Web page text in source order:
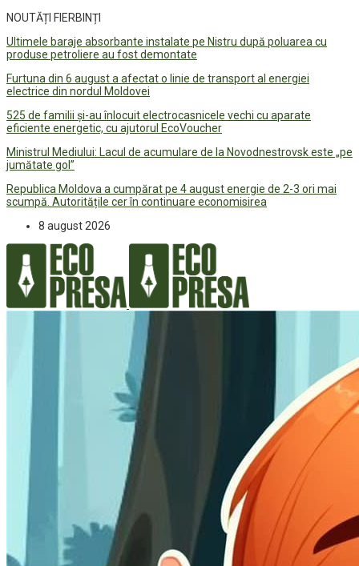
NOUTĂȚI FIERBINȚI
Ultimele baraje absorbante instalate pe Nistru după poluarea cu
produse petroliere au fost demontate
Furtuna din 6 august a afectat o linie de transport al energiei
electrice din nordul Moldovei
525 de familii și-au înlocuit electrocasnicele vechi cu aparate
eficiente energetic, cu ajutorul EcoVoucher
Ministrul Mediului: Lacul de acumulare de la Novodnestrovsk este „pe
jumătate gol”
Republica Moldova a cumpărat pe 4 august energie de 2-3 ori mai
scumpă. Autoritățile cer în continuare economisirea
8 august 2026